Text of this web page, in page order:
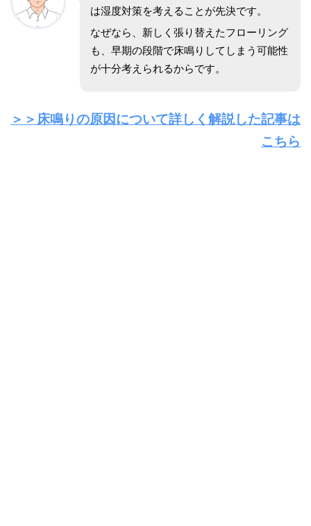
は湿度対策を考えることが先決です。
なぜなら、新しく張り替えたフローリング
も、早期の段階で床鳴りしてしまう可能性
が十分考えられるからです。
＞＞床鳴りの原因について詳しく解説した記事は
こちら